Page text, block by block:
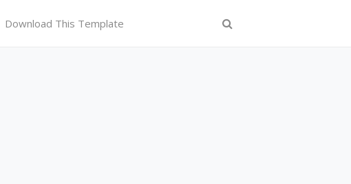
Download This Template